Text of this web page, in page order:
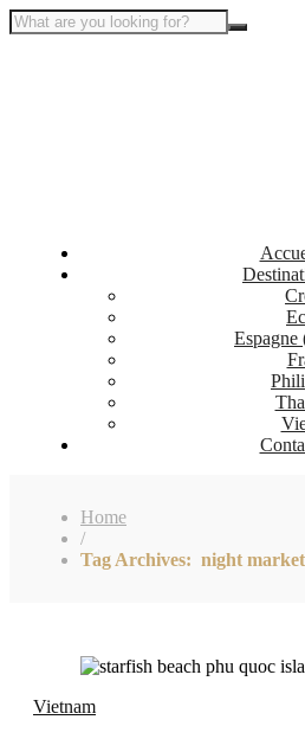
Espagne
Home
/
Tag Archives: night market
Vietnam